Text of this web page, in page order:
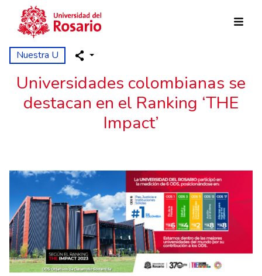
Skip to main content
Nuestra U
Universidades colombianas se
destacan en el Ranking ‘THE
Impact’